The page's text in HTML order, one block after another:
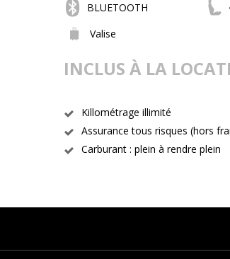
BLUETOOTH
Valise
INCLUS À LA
Killométrage illimité
Assurance tous risques (hors
Carburant : plein à rendre plein